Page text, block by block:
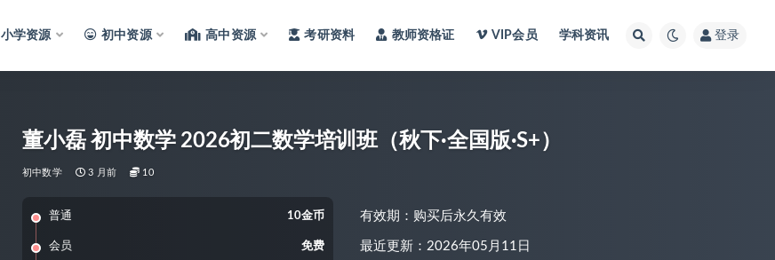
小学资源 初中资源 高中资源 考研资料 教师资格证 VIP会员 学科资讯 登录
董小磊 初中数学 2026初二数学培训班（秋下·全国版·S+）
初中数学 3 月前 10
普通 10金币
会员 免费
有效期：购买后永久有效
最近更新：2026年05月11日